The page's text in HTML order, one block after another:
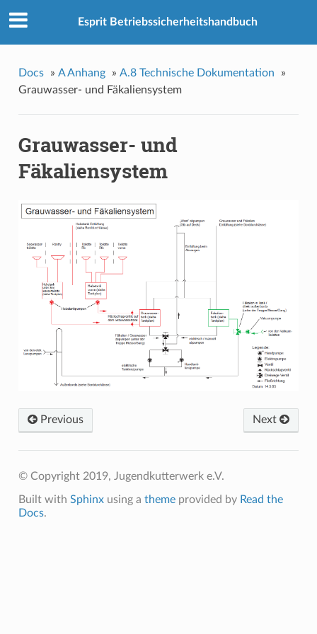
Esprit Betriebssicherheitshandbuch
Docs » A Anhang » A.8 Technische Dokumentation
»
Grauwasser- und Fäkaliensystem
Grauwasser- und
Fäkaliensystem
Next
Previous
© Copyright 2019, Jugendkutterwerk e.V.
Built with Sphinxusing a themeprovided by Read the
Docs.